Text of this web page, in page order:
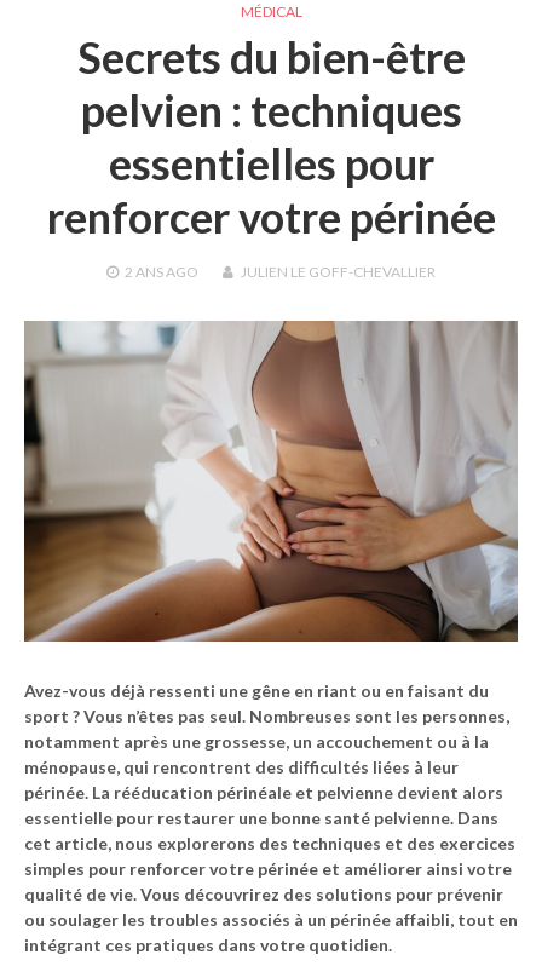
MÉDICAL
Secrets du bien-être
pelvien : techniques
essentielles pour
renforcer votre périnée
2 ANSAGO JULIEN LE GOFF-CHEVALLIER
Avez-vous déjà ressenti une gêne en riant ou en faisant du
sport ? Vous n’êtes pas seul. Nombreuses sont les personnes,
notamment après une grossesse, un accouchement ou à la
ménopause, qui rencontrent des difficultés liées à leur
périnée. La rééducation périnéale et pelvienne devient alors
essentielle pour restaurer une bonne santé pelvienne. Dans
cet article, nous explorerons des techniques et des exercices
simples pour renforcer votre périnée et améliorer ainsi votre
qualité de vie. Vous découvrirez des solutions pour prévenir
ou soulager les troubles associés à un périnée affaibli, tout en
intégrant ces pratiques dans votre quotidien.